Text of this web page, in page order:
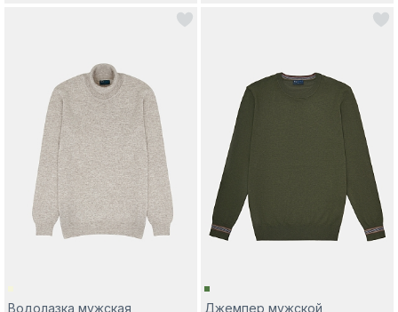
Водолазка мужская Джемпер мужской